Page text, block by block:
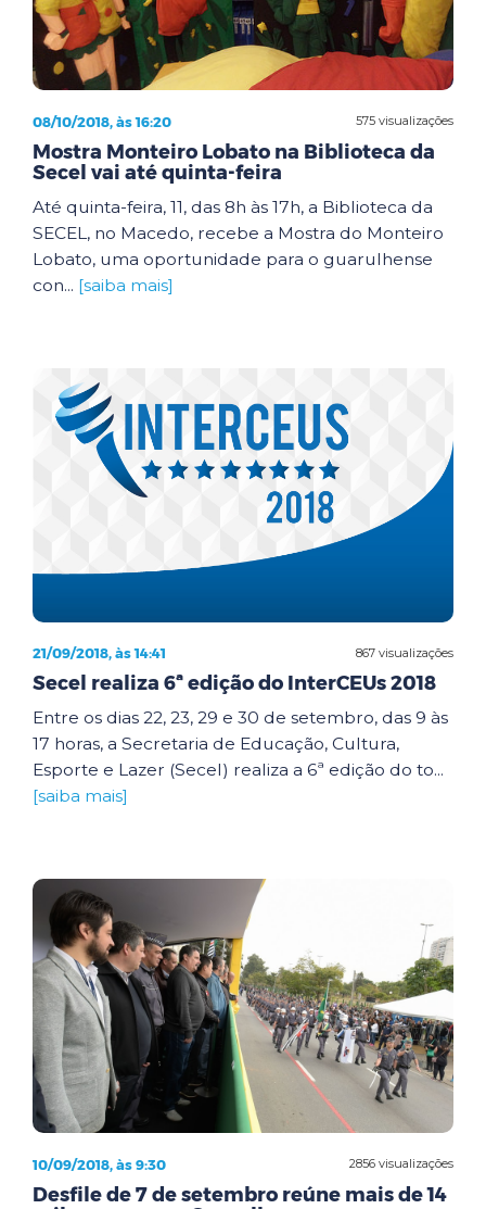
575 visualizações
08/10/2018, às 16:20
Mostra Monteiro Lobato na Biblioteca da
Secel vai até quinta-feira
Até quinta-feira, 11, das 8h às 17h, a Biblioteca da
SECEL, no Macedo, recebe a Mostra do Monteiro
Lobato, uma oportunidade para o guarulhense
con... [saiba mais]
867 visualizações
21/09/2018, às 14:41
Secel realiza 6ª edição do InterCEUs 2018
Entre os dias 22, 23, 29 e 30 de setembro, das 9 às
17 horas, a Secretaria de Educação, Cultura,
Esporte e Lazer (Secel) realiza a 6ª edição do to...
[saiba mais]
2856 visualizações
10/09/2018, às 9:30
Desfile de 7 de setembro reúne mais de 14